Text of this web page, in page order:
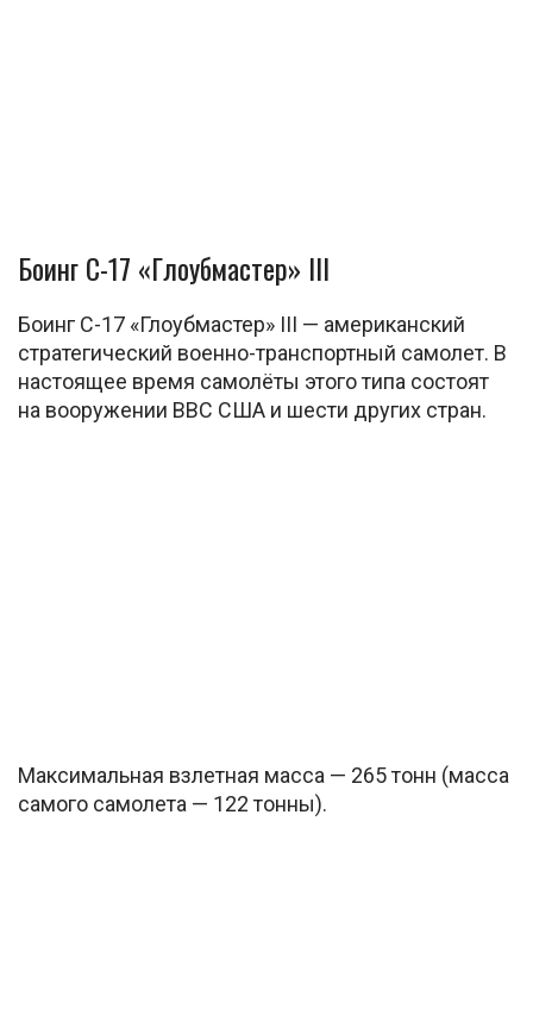
Боинг C-17 «Глоубмастер» III
Боинг C-17 «Глоубмастер» III — американский
стратегический военно-транспортный самолет. В
настоящее время самолёты этого типа состоят
на вооружении ВВС США и шести других стран.
Максимальная взлетная масса — 265 тонн (масса
самого самолета — 122 тонны).